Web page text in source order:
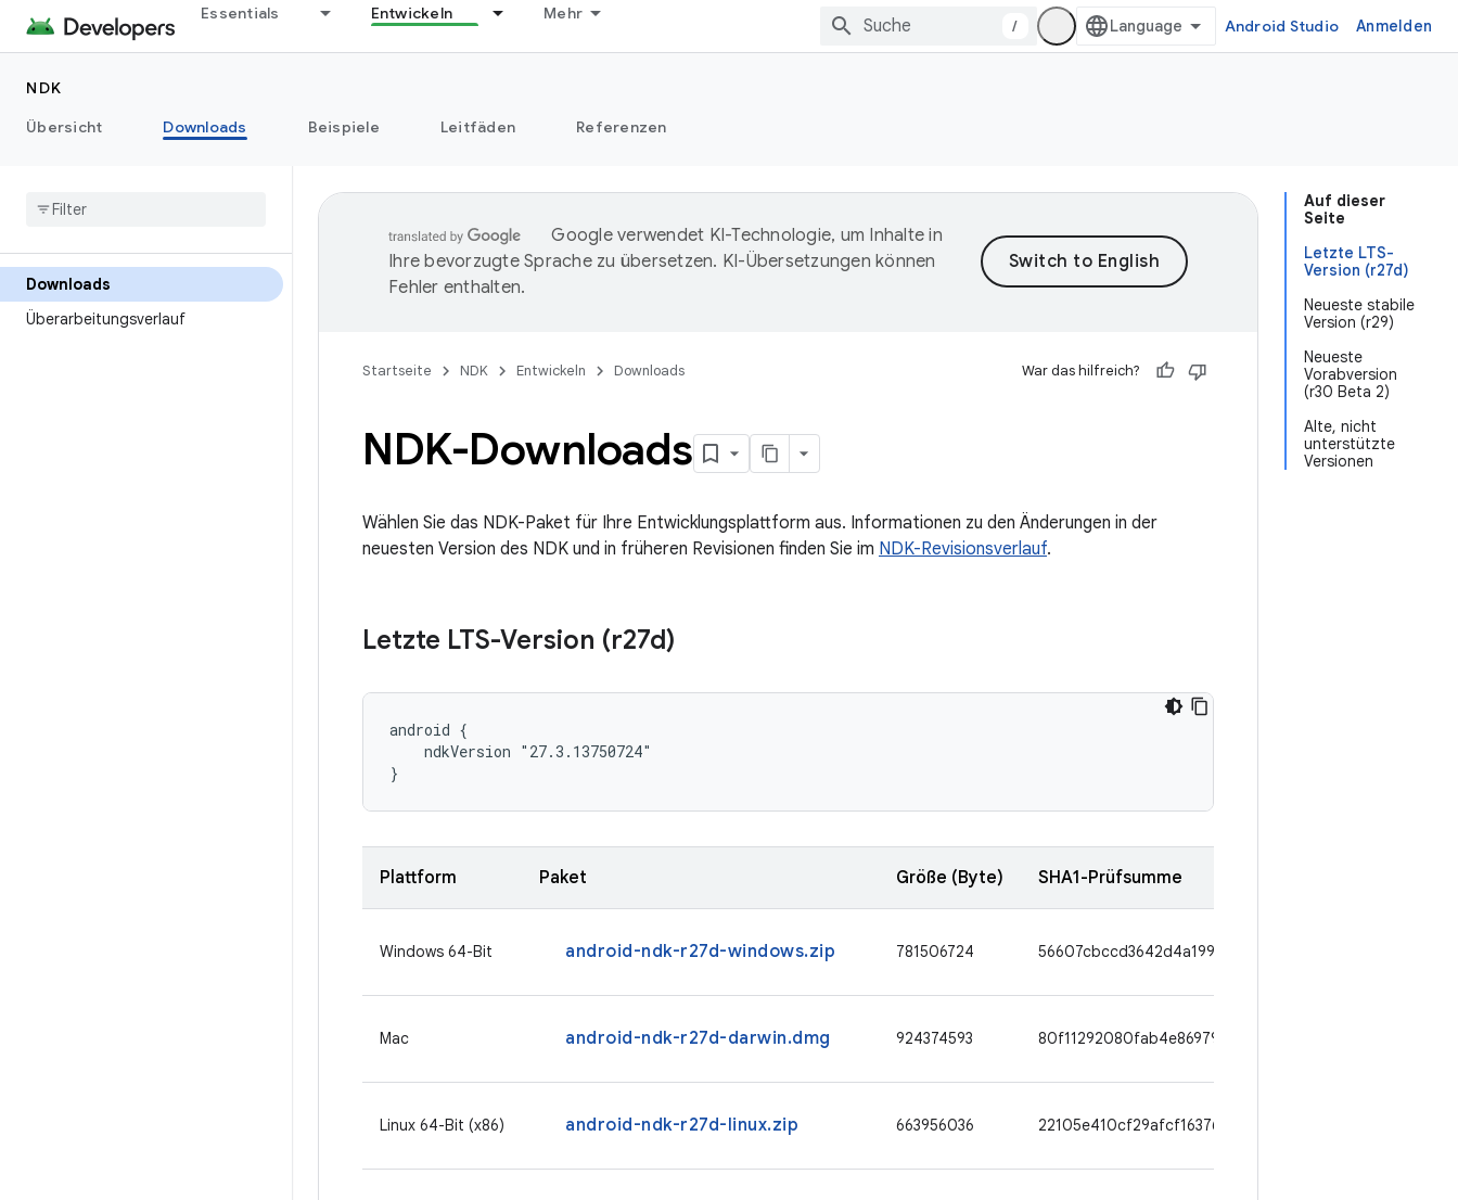
Essentials Entwickeln Mehr
/ Android Studio Anmelden
NDK
Übersicht
Downloads Beispiele Leitfäden Referenzen
Downloads
Überarbeitungsverlauf
Auf dieser
Seite
Letzte LTS-
Version (r27d)
Neueste stabile
Version (r29)
Neueste
Vorabversion
(r30 Beta 2)
Alte, nicht
unterstützte
Versionen
Google verwendet KI-Technologie, um Inhalte in
Ihre bevorzugte Sprache zu übersetzen. KI-Übersetzungen können
Fehler enthalten.
Startseite NDK Entwickeln Downloads War das hilfreich?
NDK-Downloads
Wählen Sie das NDK-Paket für Ihre Entwicklungsplattform aus. Informationen zu den Änderungen in der
neuesten Version des NDK und in früheren Revisionen finden Sie im NDK-Revisionsverlauf.
Letzte LTS-Version (r27d)
android {
    ndkVersion "27.3.13750724"
}
Plattform Paket Größe (Byte) SHA1-Prüfsumme
Windows 64-Bit android-ndk-r27d-windows.zip 781506724 56607cbccd3642d4a1991f6bb3114a00f884f426
Mac android-ndk-r27d-darwin.dmg 924374593 80f11292080fab4e869799f1d23caa88dcf3c709
Linux 64-Bit (x86) android-ndk-r27d-linux.zip 663956036 22105e410cf29afcf163760cc95522b9fb981121